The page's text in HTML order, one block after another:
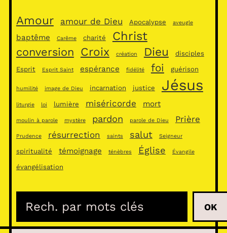
Amour amour de Dieu Apocalypse aveugle
baptême Carême charité Christ
conversion Croix création Dieu disciples
Esprit Esprit Saint espérance fidélité foi guérison
humilité image de Dieu incarnation justice Jésus
liturgie loi lumière miséricorde mort
moulin à parole mystère pardon parole de Dieu Prière
Prudence résurrection saints salut Seigneur
spiritualité témoignage ténèbres Église Évangile
évangélisation
c
OK